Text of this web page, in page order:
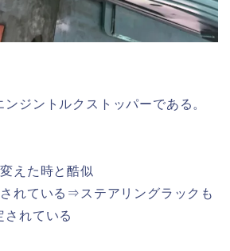
ジントルクストッパーである。
えた時と酷似
れている⇒ステアリングラックも
されている